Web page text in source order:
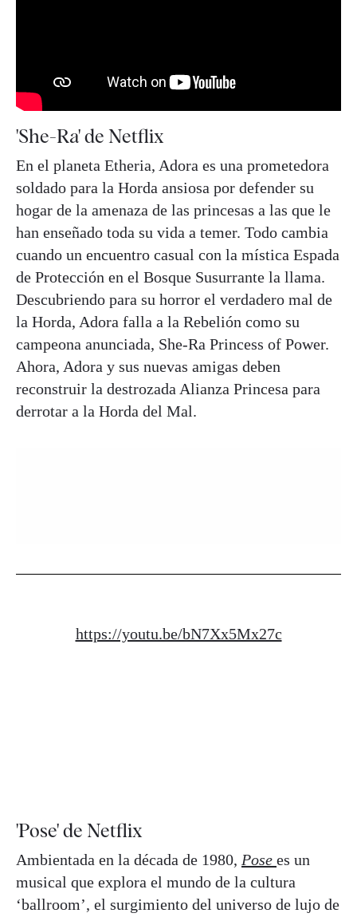
'She-Ra' de Netflix
En el planeta Etheria, Adora es una prometedora
soldado para la Horda ansiosa por defender su
hogar de la amenaza de las princesas a las que le
han enseñado toda su vida a temer. Todo cambia
cuando un encuentro casual con la mística Espada
de Protección en el Bosque Susurrante la llama.
Descubriendo para su horror el verdadero mal de
la Horda, Adora falla a la Rebelión como su
campeona anunciada, She-Ra Princess of Power.
Ahora, Adora y sus nuevas amigas deben
reconstruir la destrozada Alianza Princesa para
derrotar a la Horda del Mal.
https://youtu.be/bN7Xx5Mx27c
'Pose' de Netflix
Ambientada en la década de 1980, Pose es un
musical que explora el mundo de la cultura
‘ballroom’, el surgimiento del universo de lujo de